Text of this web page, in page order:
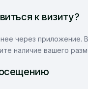
к визиту?
через приложение.
наличие вашего